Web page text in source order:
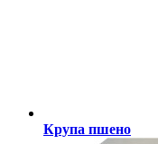
Крупа пшено